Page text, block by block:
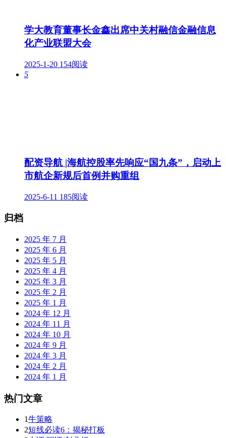
学大教育董事长金鑫出席中关村融信金融信息
化产业联盟大会
2025-1-20 154阅读
5
配资导航 |海航控股率先响应“国九条”，启动上
市航企新规后首例并购重组
2025-6-11 185阅读
归档
2025 年 7 月
2025 年 6 月
2025 年 5 月
2025 年 4 月
2025 年 3 月
2025 年 2 月
2025 年 1 月
2024 年 12 月
2024 年 11 月
2024 年 10 月
2024 年 9 月
2024 年 3 月
2024 年 2 月
2024 年 1 月
热门文章
1牛策略
2短线必读6：揭秘打板